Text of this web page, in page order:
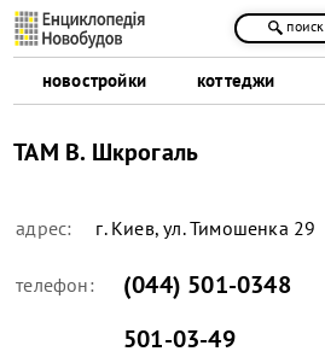
новостройки коттеджи
поиск
ТАМ В. Шкрогаль
адрес: г. Киев, ул. Тимошенка 29
телефон:
(044) 501-0348
501-03-49